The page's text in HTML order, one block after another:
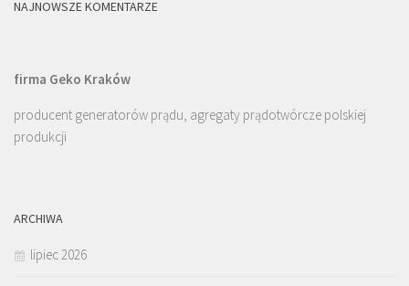
NAJNOWSZE KOMENTARZE
firma Geko Kraków
producent generatorów prądu, agregaty prądotwórcze polskiej
produkcji
ARCHIWA
lipiec 2026